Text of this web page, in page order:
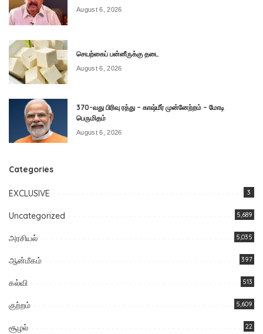
August 6, 2026
செயற்கைப் பன்னீருக்கு தடை
August 6, 2026
370-வது பிரிவு ரத்து – காஷ்மீர் முன்னேற்றம் – மோடி
பெருமிதம்
August 6, 2026
Categories
EXCLUSIVE 3
Uncategorized 5,689
அரசியல் 5,035
ஆன்மீகம் 397
கல்வி 513
குற்றம் 5,609
சூழல் 22